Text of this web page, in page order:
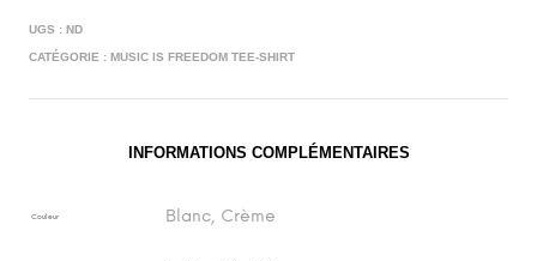
UGS : ND
CATÉGORIE : MUSIC IS FREEDOM TEE-SHIRT
INFORMATIONS COMPLÉMENTAIRES
Couleur Blanc, Crème